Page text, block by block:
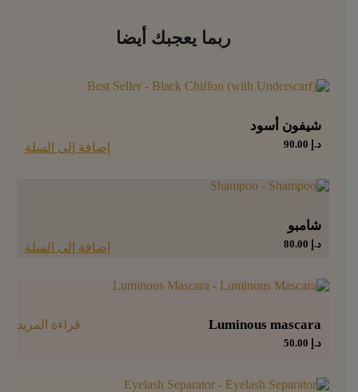
ربما يعجبك أيضا
شيفون أسود
د.إ إضافة إلى السلة
شامبو
د.إ إضافة إلى السلة
Luminous mascara
د.إ
قراءة المزيد